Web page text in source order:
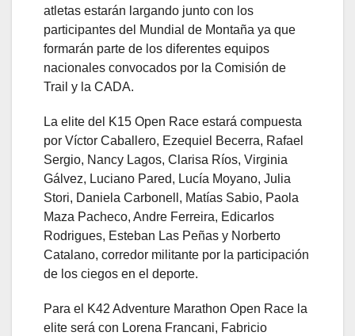
atletas estarán largando junto con los
participantes del Mundial de Montaña ya que
formarán parte de los diferentes equipos
nacionales convocados por la Comisión de
Trail y la CADA.
La elite del K15 Open Race estará compuesta
por Víctor Caballero, Ezequiel Becerra, Rafael
Sergio, Nancy Lagos, Clarisa Ríos, Virginia
Gálvez, Luciano Pared, Lucía Moyano, Julia
Stori, Daniela Carbonell, Matías Sabio, Paola
Maza Pacheco, Andre Ferreira, Edicarlos
Rodrigues, Esteban Las Peñas y Norberto
Catalano, corredor militante por la participación
de los ciegos en el deporte.
Para el K42 Adventure Marathon Open Race la
elite será con Lorena Francani, Fabricio